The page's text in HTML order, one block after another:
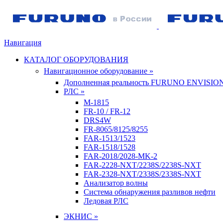
Навигация
КАТАЛОГ ОБОРУДОВАНИЯ
Навигационное оборудование »
Дополненная реальность FURUNO
РЛС »
M-1815
FR-10 / FR-12
DRS4W
FR-8065/8125/8255
FAR-1513/1523
FAR-1518/1528
FAR-2018/2028-MK-2
FAR-2228-NXT/2238S/2238S-NXT
FAR-2328-NXT/2338S/2338S-NXT
Анализатор волны
Система обнаружения разливов нефти
Ледовая РЛС
ЭКНИС »